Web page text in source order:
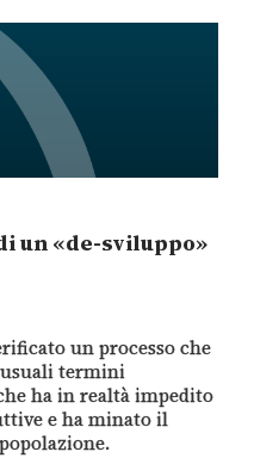
un «de-sviluppo»
un processo che
termini
ha in realtà impedito
e ha minato il